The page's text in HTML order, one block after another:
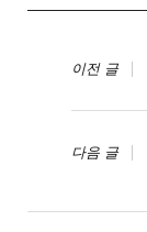
이전 글
다음 글